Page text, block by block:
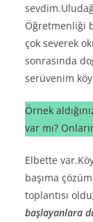
Öğretmenliği
çok severek
sonrasında
serüvenim
Örnek
var mı?
Elbette
başıma
toplantısı
başlayanlara